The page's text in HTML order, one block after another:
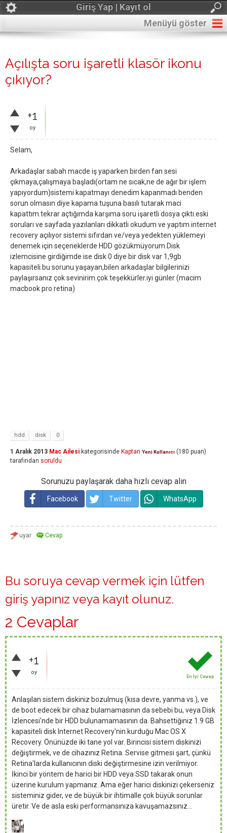
Giriş Yap | Kayıt ol
Menüyü göster
Açılışta soru işaretli klasör ikonu
çıkıyor?
+1
oy
Selam,
Arkadaşlar sabah macde iş yaparken birden fan sesi
çıkmaya,çalışmaya başladı(ortam ne sıcak,ne de ağır bir işlem
yapıyordum)sistemi kapatmayı denedim kapanmadı benden
sorun olmasın diye kapama tuşuna basılı tutarak maci
kapattım.tekrar açtığımda karşıma soru işaretli dosya çıktı.eski
soruları ve sayfada yazılanları dikkatli okudum ve yaptım internet
recovery açılıyor sistemi sıfırdan ve/veya yedekten yüklemeyi
denemek için seçeneklerde HDD gözükmüyorum.Disk
izlemcisine girdiğimde ise disk 0 diye bir disk var 1,9gb
kapasiteli.bu sorunu yaşayan,bilen arkadaşlar bilgilerinizi
paylaşırsanız çok sevinirim.çok teşekkürler.iyi günler (macim
macbook pro retina)
hdd disk 0
1 Aralık 2013 Mac Ailesi kategorisinde Kaptan Yeni Kullanıcı (180 puan)
tarafından soruldu
Sorunuzu paylaşarak daha hızlı cevap alın
Facebook Twitter WhatsApp
Bu soruya cevap vermek için lütfen
giriş yapınız veya kayıt olunuz.
2 Cevaplar
+1
oy
En İyi Cevap
Anlaşılan sistem diskiniz bozulmuş (kısa devre, yanma vs.), ve
de boot edecek bir cihaz bulamamasının da sebebi bu, veya Disk
İzlencesi'nde bir HDD bulunamamasının da. Bahsettiğiniz 1.9 GB
kapasiteli disk Internet Recovery'nin kurduğu Mac OS X
Recovery. Önünüzde iki tane yol var. Birincisi sistem diskinizi
değiştirmek, ve de cihazınız Retina. Servise gitmesi şart, çünkü
Retina'larda kullanıcının diski değiştirmesine izin verilmiyor.
İkinci bir yöntem de harici bir HDD veya SSD takarak onun
üzerine kurulum yapmanız. Ama eğer harici diskinizi çekerseniz
sisteminiz gider, ve de büyük bir ihtimalle çok büyük sorunlar
üretir. Ve de asla eski performansınıza kavuşamazsınız...